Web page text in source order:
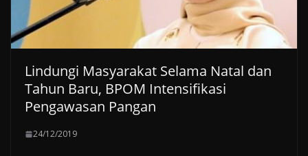
Lindungi Masyarakat Selama Natal dan
Tahun Baru, BPOM Intensifikasi
Pengawasan Pangan
24/12/2019